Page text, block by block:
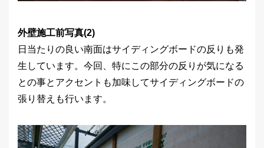
外壁施工前写真(2)
日当たりの良い南面はサイディングボードの反りも発
生しています。今回、特にこの部分の反りが気になる
との事とアクセントも加味してサイディングボードの
張り替えも行います。